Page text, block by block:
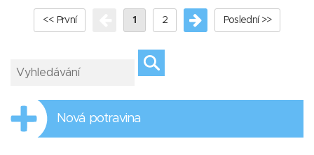
<< První 1 2 Poslední >>
Nová potravina